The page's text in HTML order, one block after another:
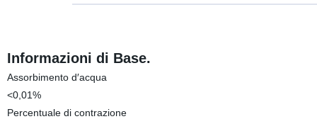
Informazioni di Base.
Assorbimento d′acqua
<0,01%
Percentuale di contrazione